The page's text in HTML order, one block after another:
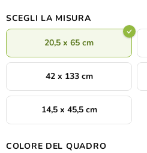
SCEGLI LA MISURA
20,5 x 65 cm
42 x 133 cm
14,5 x 45,5 cm
COLORE DEL QUADRO